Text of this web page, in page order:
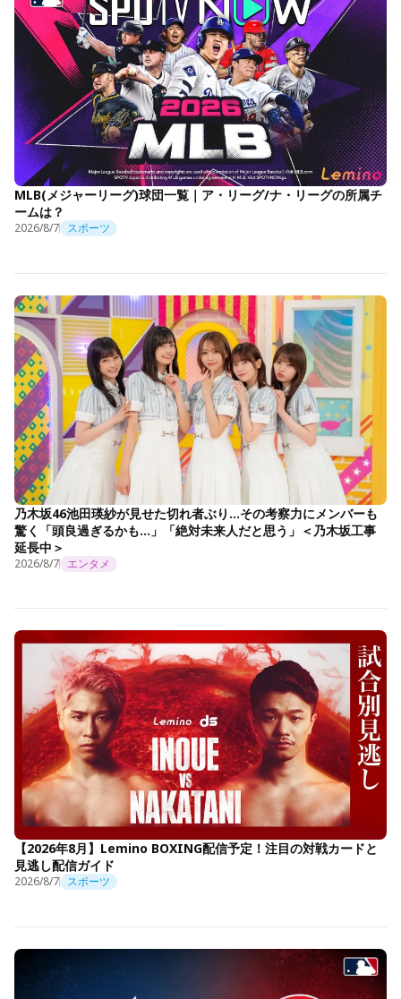
MLB(メジャーリーグ)球団一覧｜ア・リーグ/ナ・リーグの所属チ
ームは？
2026/8/7 スポーツ
乃木坂46池田瑛紗が見せた切れ者ぶり…その考察力にメンバーも
驚く「頭良過ぎるかも…」「絶対未来人だと思う」＜乃木坂工事
延長中＞
2026/8/7 エンタメ
【2026年8月】Lemino BOXING配信予定！注目の対戦カードと
見逃し配信ガイド
2026/8/7 スポーツ